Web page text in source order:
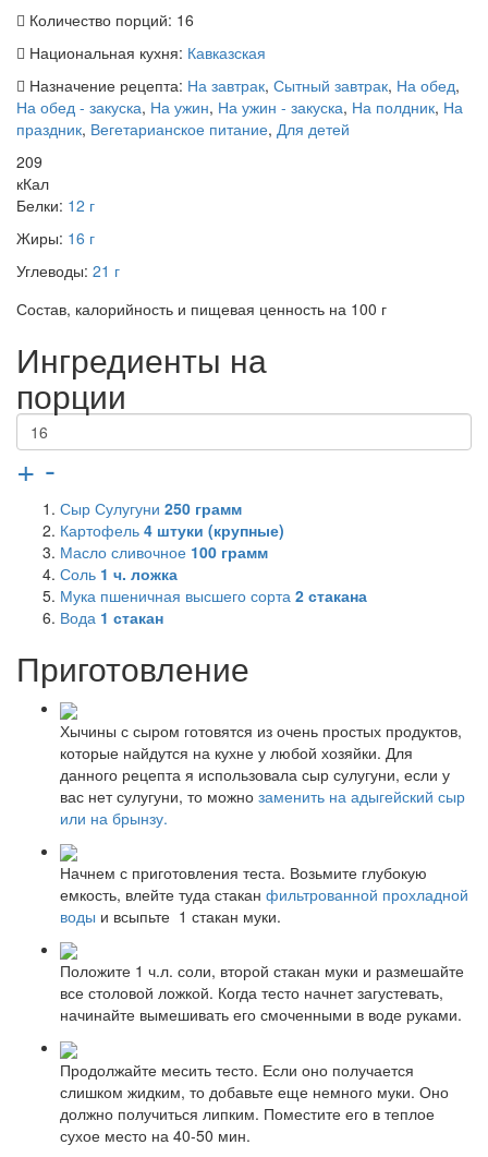
Количество порций: 16
Национальная кухня: Кавказская
Назначение рецепта: На завтрак, Сытный завтрак, На обед,
На обед - закуска, На ужин, На ужин - закуска, На полдник, На
праздник, Вегетарианское питание, Для детей
209
кКал
Белки: 12 г
Жиры: 16 г
Углеводы: 21 г
Состав, калорийность и пищевая ценность на 100 г
Ингредиенты на
порции
+ -
Сыр Сулугуни 250 грамм
Картофель 4 штуки (крупные)
Масло сливочное 100 грамм
Соль 1 ч. ложка
Мука пшеничная высшего сорта 2 стакана
Вода 1 стакан
Приготовление
Хычины с сыром готовятся из очень простых продуктов,
которые найдутся на кухне у любой хозяйки. Для
данного рецепта я использовала сыр сулугуни, если у
вас нет сулугуни, то можно заменить на адыгейский сыр
или на брынзу.
Начнем с приготовления теста. Возьмите глубокую
емкость, влейте туда стакан фильтрованной прохладной
воды и всыпьте 1 стакан муки.
Положите 1 ч.л. соли, второй стакан муки и размешайте
все столовой ложкой. Когда тесто начнет загустевать,
начинайте вымешивать его смоченными в воде руками.
Продолжайте месить тесто. Если оно получается
слишком жидким, то добавьте еще немного муки. Оно
должно получиться липким. Поместите его в теплое
сухое место на 40-50 мин.